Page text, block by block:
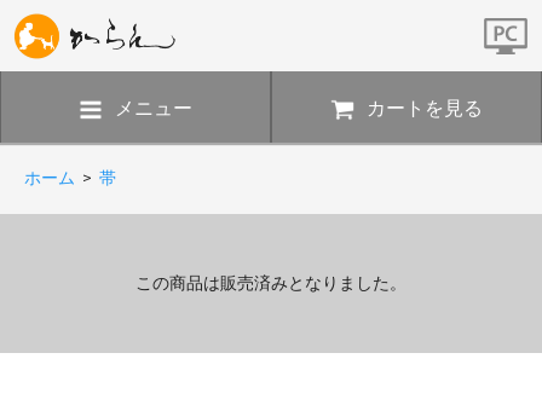
メニュー カートを見る
ホーム > 帯
この商品は販売済みとなりました。